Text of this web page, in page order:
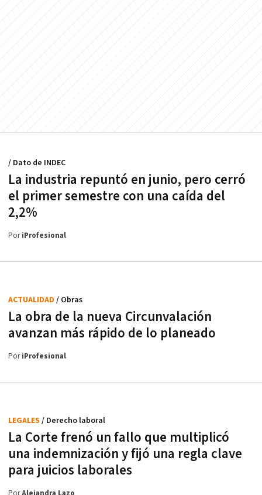
La industria repuntó en junio, pero cerró
el primer semestre con una caída del
2,2%
/ Dato de INDEC
PoriProfesional
La obra de la nueva Circunvalación
avanzan más rápido de lo planeado
ACTUALIDAD / Obras
PoriProfesional
La Corte frenó un fallo que multiplicó
una indemnización y fijó una regla clave
para juicios laborales
LEGALES / Derecho laboral